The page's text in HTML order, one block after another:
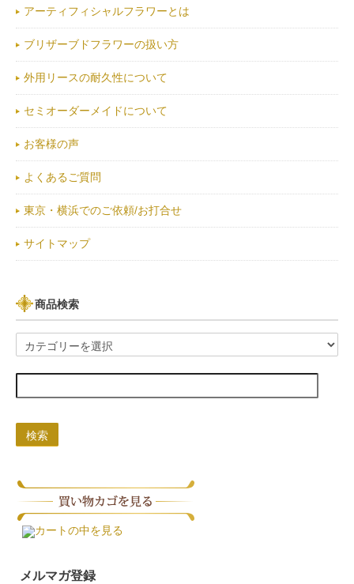
アーティフィシャルフラワーとは
ブリザーブドフラワーの扱い方
外用リースの耐久性について
セミオーダーメイドについて
お客様の声
よくあるご質問
東京・横浜でのご依頼/お打合せ
サイトマップ
商品検索
検索
カートの中を見る
メルマガ登録